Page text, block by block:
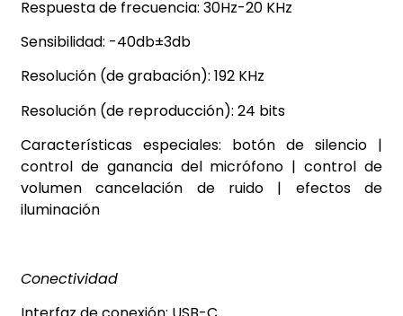
Respuesta de frecuencia: 30Hz-20 KHz
Sensibilidad: -40db±3db
Resolución (de grabación): 192 KHz
Resolución (de reproducción): 24 bits
Características especiales: botón de silencio |
control de ganancia del micrófono | control de
volumen cancelación de ruido | efectos de
iluminación
Conectividad